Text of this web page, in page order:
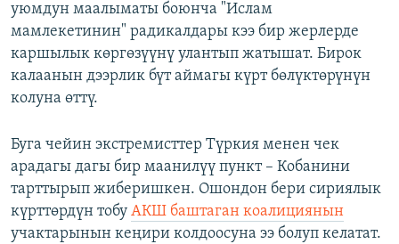
уюмдун маалыматы боюнча "Ислам
мамлекетинин" радикалдары кээ бир жерлерде
каршылык көргөзүүнү улантып жатышат. Бирок
калаанын дээрлик бүт аймагы күрт бөлүктөрүнүн
колуна өттү.
Буга чейин экстремисттер Түркия менен чек
арадагы дагы бир маанилүү пункт – Кобанини
тарттырып жиберишкен. Ошондон бери сириялык
күрттөрдүн тобу АКШ баштаган коалициянын
учактарынын кеңири колдоосуна ээ болуп келатат.